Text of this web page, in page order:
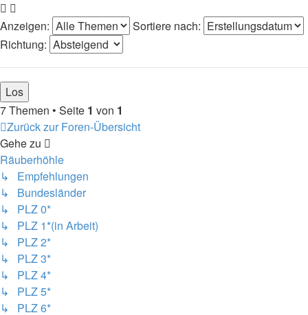
Anzeigen:
Sortiere nach:
Richtung:
7 Themen • Seite 1 von 1
Zurück zur Foren-Übersicht
Gehe zu
Räuberhöhle
↳ Empfehlungen
↳ Bundesländer
↳ PLZ 0*
↳ PLZ 1*(in Arbeit)
↳ PLZ 2*
↳ PLZ 3*
↳ PLZ 4*
↳ PLZ 5*
↳ PLZ 6*